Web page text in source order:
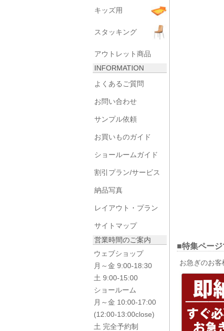
キッズ用
スタッキング
アウトレット商品
INFORMATION
よくあるご質問
お問い合わせ
サンプル依頼
お買いものガイド
ショールームガイド
割引プラン/サービス
納品写真
レイアウト・プラン
サイトマップ
営業時間のご案内
ウェブショップ
月～金 9:00-18:30
土 9:00-15:00
ショールーム
月～金 10:00-17:00
(12:00-13:00close)
土 完全予約制
■特集ペー
お急ぎのお客